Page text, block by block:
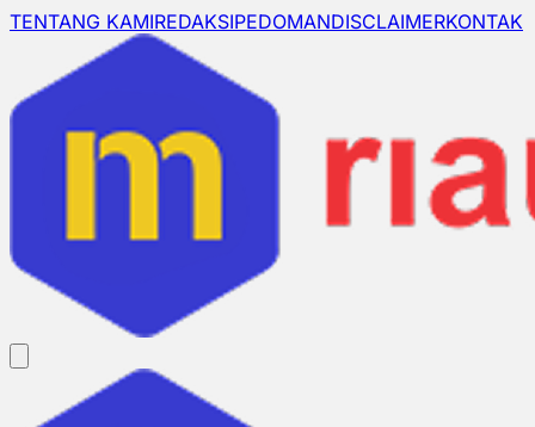
TENTANG KAMIREDAKSIPEDOMANDISCLAIMERKONTAK